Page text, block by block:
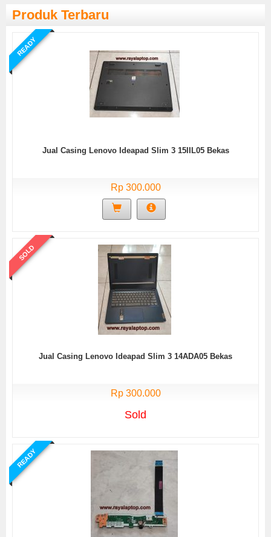
Produk Terbaru
READY
Jual Casing Lenovo Ideapad Slim 3 15IIL05 Bekas
Rp 300.000
SOLD
Jual Casing Lenovo Ideapad Slim 3 14ADA05 Bekas
Rp 300.000
Sold
READY